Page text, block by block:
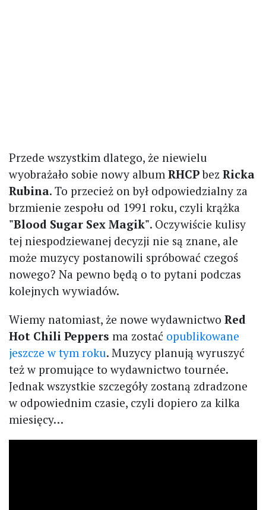
Przede wszystkim dlatego, że niewielu
wyobrażało sobie nowy album RHCPbez Ricka
Rubina. To przecież on był odpowiedzialny za
brzmienie zespołu od 1991 roku, czyli krążka
"Blood Sugar Sex Magik". Oczywiście kulisy
tej niespodziewanej decyzji nie są znane, ale
może muzycy postanowili spróbować czegoś
nowego? Na pewno będą o to pytani podczas
kolejnych wywiadów.
Wiemy natomiast, że nowe wydawnictwo Red
Hot Chili Peppers ma zostać opublikowane
jeszcze w tym roku. Muzycy planują wyruszyć
też w promujące to wydawnictwo tournée.
Jednak wszystkie szczegóły zostaną zdradzone
w odpowiednim czasie, czyli dopiero za kilka
miesięcy…